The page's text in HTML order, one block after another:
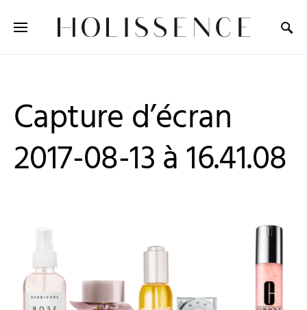
Capture d’écran
2017-08-13 à 16.41.08